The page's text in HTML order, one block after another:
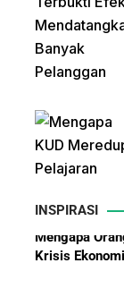
INSPIRASI
Kisah Sukses